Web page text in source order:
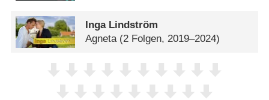
Inga Lindström
Agneta (2 Folgen, 2019–2024)